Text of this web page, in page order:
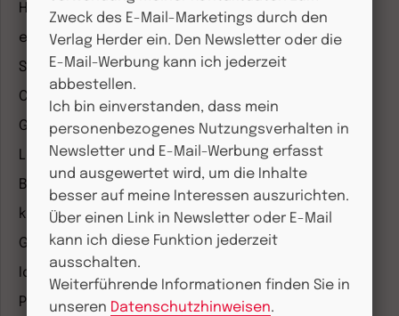
Herder Korrespondenz
einfach leben
Stimmen der Zeit
COMMUNIO
Gemeinsam Glauben
Lebensspuren
Bibel lesen
kunst und kirche
Gottesdienst
Ideenwerkstatt Gottesdienste
Pastoralblätter
Zweck des E-Mail-Marketings durch den
Verlag Herder ein. Den Newsletter oder die
E-Mail-Werbung kann ich jederzeit
abbestellen.
Ich bin einverstanden, dass mein
personenbezogenes Nutzungsverhalten in
Newsletter und E-Mail-Werbung erfasst
und ausgewertet wird, um die Inhalte
besser auf meine Interessen auszurichten.
Über einen Link in Newsletter oder E-Mail
kann ich diese Funktion jederzeit
ausschalten.
Weiterführende Informationen finden Sie in
unseren Datenschutzhinweisen.